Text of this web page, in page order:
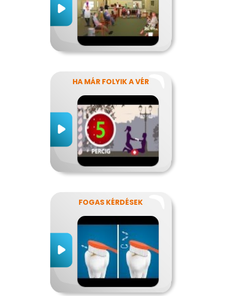
HA MÁR FOLYIK A VÉR
FOGAS KÉRDÉSEK